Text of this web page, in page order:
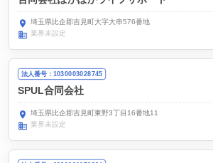
埼玉県比企郡吉見町大字大串576番地
業界未設定
法人番号：1030003028745
SPUL合同会社
埼玉県比企郡吉見町東野3丁目16番地11
業界未設定